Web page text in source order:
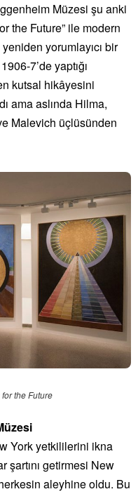
Müzesi şu anki
the Future” ile modern
yorumlayıcı bir
7’de yaptığı
kutsal hikâyesini
ama aslında Hilma,
Malevich üçlüsünden
the Future
York yetkililerini ikna
şartını getirmesi New
aleyhine oldu. Bu